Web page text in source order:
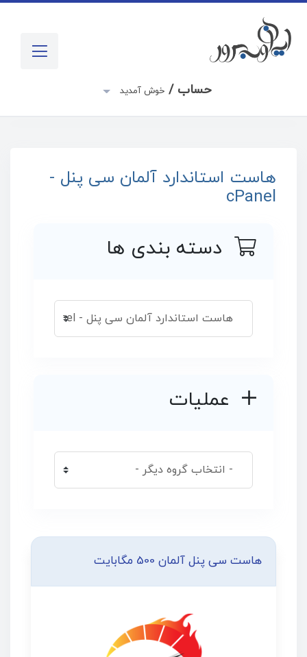
حساب /خوش آمدید
هاست استاندارد آلمان سی پنل -
cPanel
دسته بندی ها
عملیات
هاست سی پنل آلمان 500 مگابایت